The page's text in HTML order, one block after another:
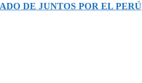
DE JUNTOS POR EL PERÚ